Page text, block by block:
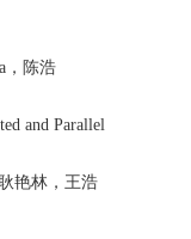
，陈浩
and Parallel
艳林，王浩